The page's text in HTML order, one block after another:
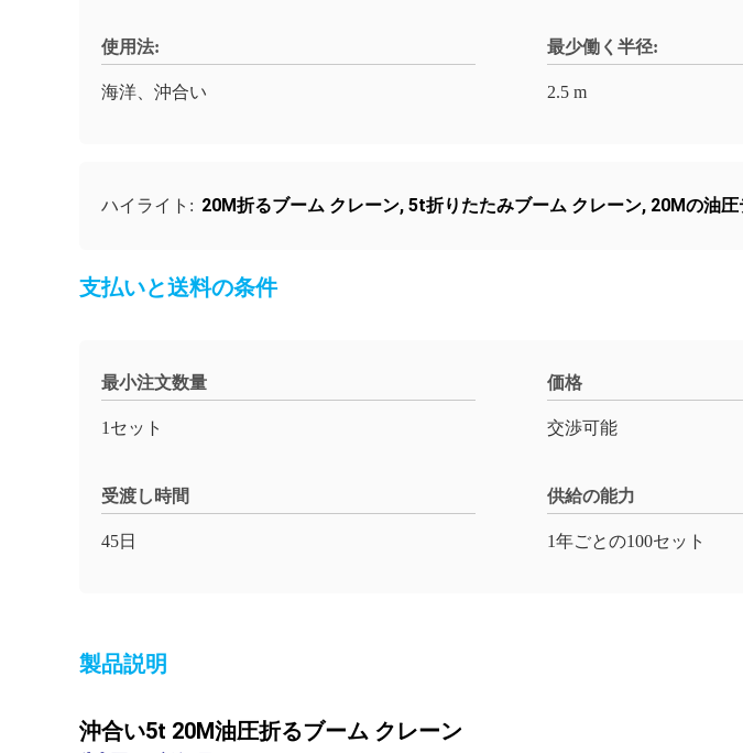
使用法:
海洋、沖合い
最少働く半径:
2.5 m
ハイライト: 20M折るブーム クレーン, 5t折りたたみブーム クレーン, 20Mの油
支払いと送料の条件
最小注文数量
1セット
価格
交渉可能
受渡し時間
45日
供給の能力
1年ごとの100セット
製品説明
沖合い5t 20M油圧折るブーム クレーン